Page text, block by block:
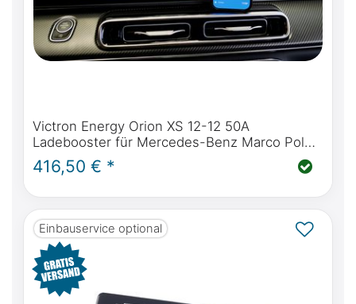
Victron Energy Orion XS 12-12 50A
Ladebooster für Mercedes-Benz Marco Polo,
Horizon, Activity
416,50 € *
Einbauservice optional